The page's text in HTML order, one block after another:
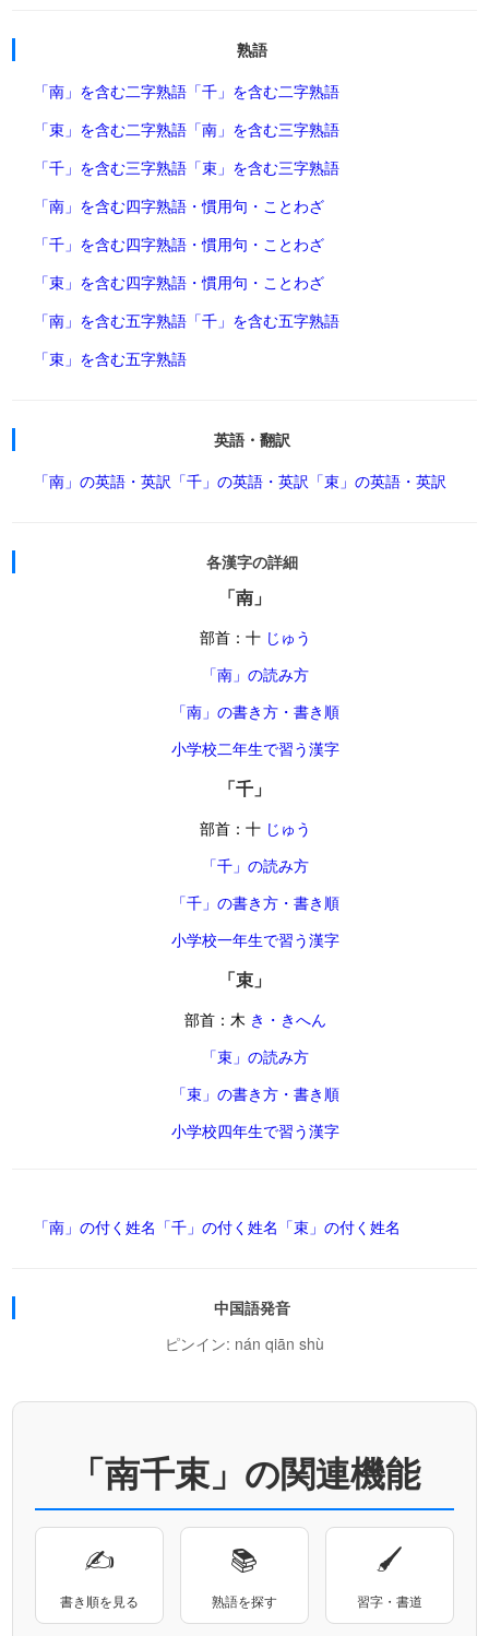
熟語
「南」を含む二字熟語 「千」を含む二字熟語
「束」を含む二字熟語 「南」を含む三字熟語
「千」を含む三字熟語 「束」を含む三字熟語
「南」を含む四字熟語・慣用句・ことわざ
「千」を含む四字熟語・慣用句・ことわざ
「束」を含む四字熟語・慣用句・ことわざ
「南」を含む五字熟語 「千」を含む五字熟語
「束」を含む五字熟語
英語・翻訳
「南」の英語・英訳 「千」の英語・英訳 「束」の英語・英訳
各漢字の詳細
「南」
部首：十 じゅう
「南」の読み方
「南」の書き方・書き順
小学校二年生で習う漢字
「千」
部首：十 じゅう
「千」の読み方
「千」の書き方・書き順
小学校一年生で習う漢字
「束」
部首：木 き・きへん
「束」の読み方
「束」の書き方・書き順
小学校四年生で習う漢字
「南」の付く姓名 「千」の付く姓名 「束」の付く姓名
中国語発音
ピンイン: nán qiān shù
「南千束」の関連機能
✍
書き順を見る
📚
熟語を探す
🖌
習字・書道